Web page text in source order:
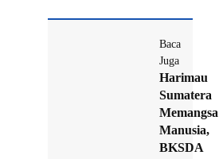
Baca
Juga
Harimau
Sumatera
Memangsa
Manusia,
BKSDA